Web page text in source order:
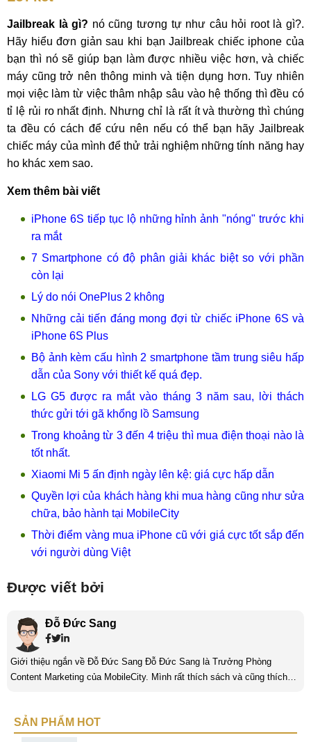
Jailbreak là gì? nó cũng tương tự như câu hỏi root là gì?.
Hãy hiểu đơn giản sau khi bạn Jailbreak chiếc iphone của
bạn thì nó sẽ giúp bạn làm được nhiều việc hơn, và chiếc
máy cũng trở nên thông minh và tiện dụng hơn. Tuy nhiên
mọi việc làm từ việc thâm nhập sâu vào hệ thống thì đều có
tỉ lệ rủi ro nhất định. Nhưng chỉ là rất ít và thường thì chúng
ta đều có cách để cứu nên nếu có thể bạn hãy Jailbreak
chiếc máy của mình để thử trải nghiệm những tính năng hay
ho khác xem sao.
Xem thêm bài viết
iPhone 6S tiếp tục lộ những hỉnh ảnh "nóng" trước khi
ra mắt
7 Smartphone có độ phân giải khác biệt so với phần
còn lại
Lý do nói OnePlus 2 không
Những cải tiến đáng mong đợi từ chiếc iPhone 6S và
iPhone 6S Plus
Bộ ảnh kèm cấu hình 2 smartphone tầm trung siêu hấp
dẫn của Sony với thiết kế quá đẹp.
LG G5 được ra mắt vào tháng 3 năm sau, lời thách
thức gửi tới gã khổng lồ Samsung
Trong khoảng từ 3 đến 4 triệu thì mua điện thoại nào là
tốt nhất.
Xiaomi Mi 5 ấn định ngày lên kệ: giá cực hấp dẫn
Quyền lợi của khách hàng khi mua hàng cũng như sửa
chữa, bảo hành tại MobileCity
Thời điểm vàng mua iPhone cũ với giá cực tốt sắp đến
với người dùng Việt
Được viết bởi
Đỗ Đức Sang
Giới thiệu ngắn về Đỗ Đức Sang Đỗ Đức Sang là Trưởng Phòng
Content Marketing của MobileCity. Mình rất thích sách và cũng thích
bản thân Đỗ Đức Sang, viết chính là gửi gắm lại những cảm xúc, cảm
SẢN PHẨM HOT